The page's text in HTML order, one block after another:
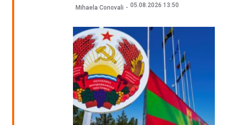
Mihaela Conovali 05.08.2026 13:50